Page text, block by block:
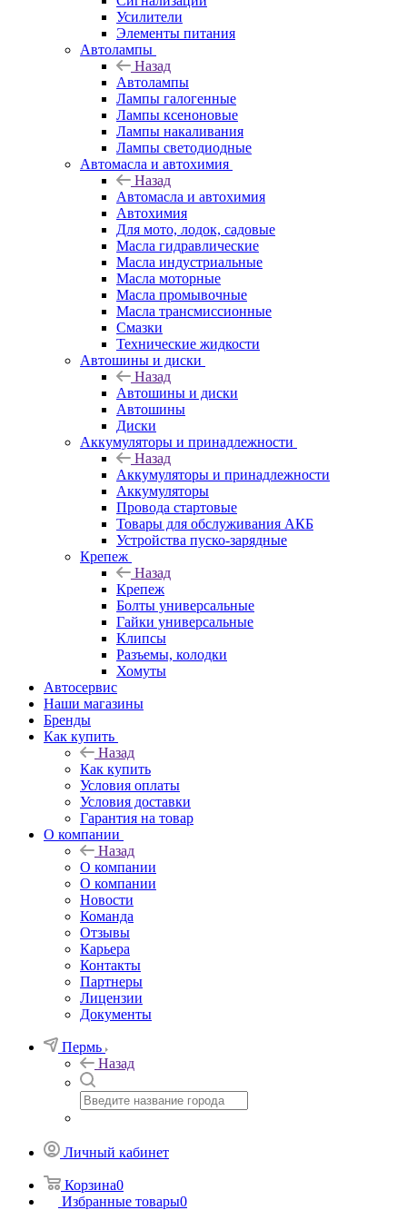
Усилители
Элементы питания
Автолампы
Назад
Автолампы
Лампы галогенные
Лампы ксеноновые
Лампы накаливания
Лампы светодиодные
Автомасла и автохимия
Назад
Автомасла и автохимия
Автохимия
Для мото, лодок, садовые
Масла гидравлические
Масла индустриальные
Масла моторные
Масла промывочные
Масла трансмиссионные
Смазки
Технические жидкости
Автошины и диски
Назад
Автошины и диски
Автошины
Диски
Аккумуляторы и принадлежности
Назад
Аккумуляторы и принадлежности
Аккумуляторы
Провода стартовые
Товары для обслуживания АКБ
Устройства пуско-зарядные
Крепеж
Назад
Крепеж
Болты универсальные
Гайки универсальные
Клипсы
Разъемы, колодки
Хомуты
Автосервис
Наши магазины
Бренды
Как купить
Назад
Как купить
Условия оплаты
Условия доставки
Гарантия на товар
О компании
Назад
О компании
О компании
Новости
Команда
Отзывы
Карьера
Контакты
Партнеры
Лицензии
Документы
Пермь
Назад
Личный кабинет
Корзина0
Избранные товары0